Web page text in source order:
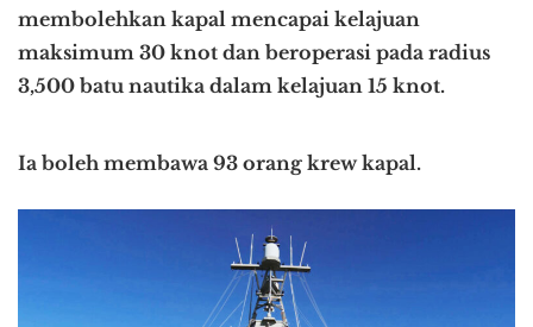
membolehkan kapal mencapai kelajuan
maksimum 30 knot dan beroperasi pada radius
3,500 batu nautika dalam kelajuan 15 knot.
Ia boleh membawa 93 orang krew kapal.